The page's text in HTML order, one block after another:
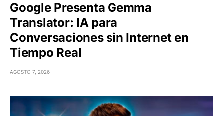
Google Presenta Gemma
Translator: IA para
Conversaciones sin Internet en
Tiempo Real
AGOSTO 7, 2026